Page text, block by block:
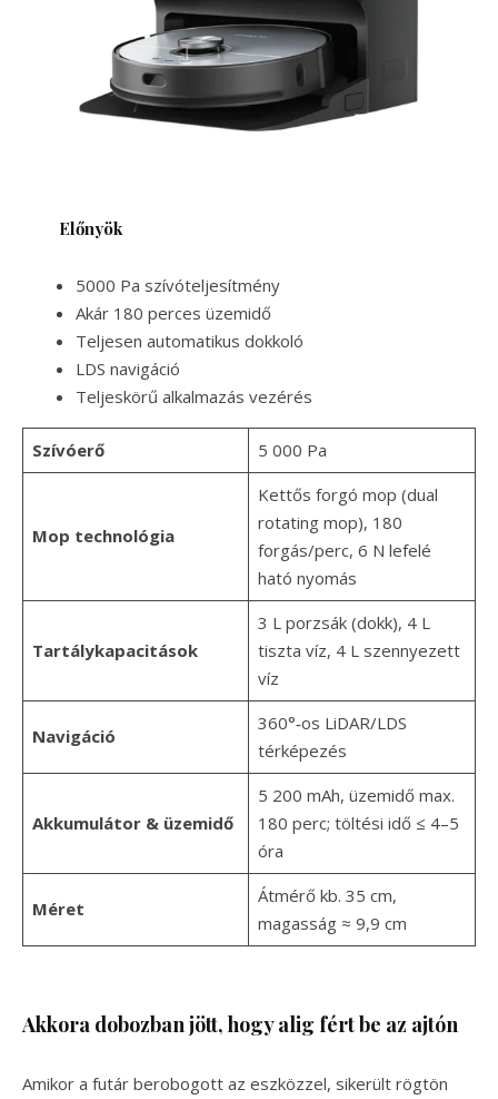
Előnyök
5000 Pa szívóteljesítmény
Akár 180 perces üzemidő
Teljesen automatikus dokkoló
LDS navigáció
Teljeskörű alkalmazás vezérés
Szívóerő 5 000 Pa
Mop technológia
Kettős forgó mop (dual
rotating mop), 180
forgás/perc, 6 N lefelé
ható nyomás
Tartálykapacitások
3 L porzsák (dokk), 4 L
tiszta víz, 4 L szennyezett
víz
Navigáció
360°‑os LiDAR/LDS
térképezés
Akkumulátor & üzemidő
5 200 mAh, üzemidő max.
180 perc; töltési idő ≤ 4–5
óra
Méret
Átmérő kb. 35 cm,
magasság ≈ 9,9 cm
Akkora dobozban jött, hogy alig fért be az ajtón
Amikor a futár berobogott az eszközzel, sikerült rögtön